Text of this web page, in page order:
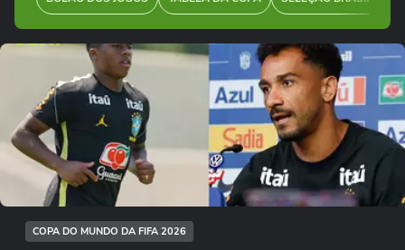
Não foi possível reproduzir o vídeo
Tentar novamente
COPA DO MUNDO DA FIFA 2026